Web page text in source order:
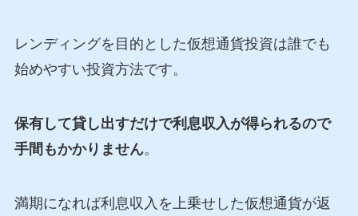
レンディングを目的とした仮想通貨投資は誰でも
始めやすい投資方法です。
保有して貸し出すだけで利息収入が得られるので
手間もかかりません。
満期になれば利息収入を上乗せした仮想通貨が返